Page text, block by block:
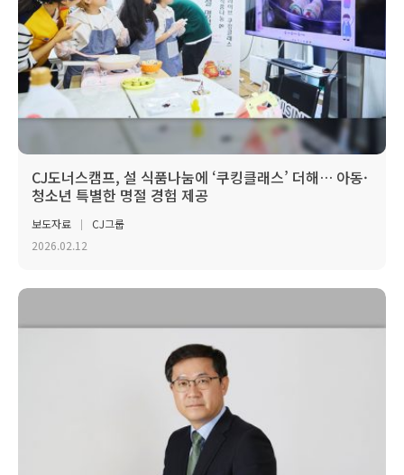
CJ도너스캠프, 설 식품나눔에 ‘쿠킹클래스’ 더해… 아동·
청소년 특별한 명절 경험 제공
보도자료
CJ그룹
2026.02.12